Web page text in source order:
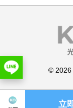
立
© 2026